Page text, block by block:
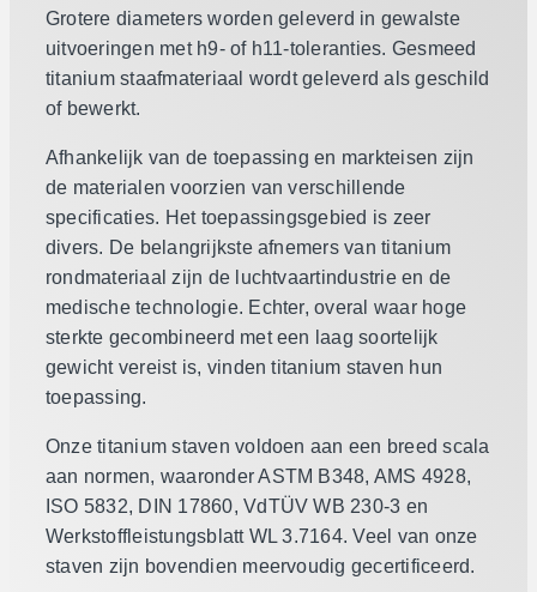
Grotere diameters worden geleverd in gewalste
uitvoeringen met h9- of h11-toleranties. Gesmeed
titanium staafmateriaal wordt geleverd als geschild
of bewerkt.
Afhankelijk van de toepassing en markteisen zijn
de materialen voorzien van verschillende
specificaties. Het toepassingsgebied is zeer
divers. De belangrijkste afnemers van titanium
rondmateriaal zijn de luchtvaartindustrie en de
medische technologie. Echter, overal waar hoge
sterkte gecombineerd met een laag soortelijk
gewicht vereist is, vinden titanium staven hun
toepassing.
Onze titanium staven voldoen aan een breed scala
aan normen, waaronder ASTM B348, AMS 4928,
ISO 5832, DIN 17860, VdTÜV WB 230-3 en
Werkstoffleistungsblatt WL 3.7164. Veel van onze
staven zijn bovendien meervoudig gecertificeerd.